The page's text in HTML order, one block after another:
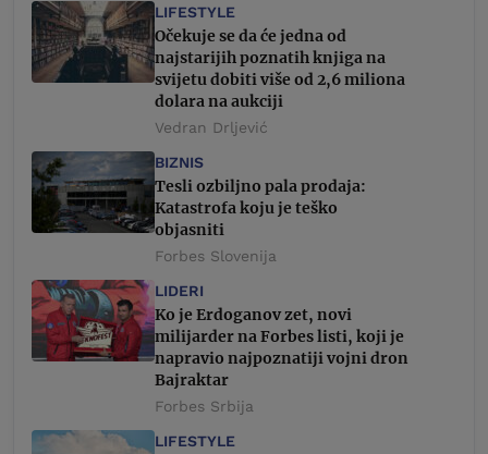
LIFESTYLE
Očekuje se da će jedna od
najstarijih poznatih knjiga na
svijetu dobiti više od 2,6 miliona
dolara na aukciji
Vedran Drljević
BIZNIS
Tesli ozbiljno pala prodaja:
Katastrofa koju je teško
objasniti
Forbes Slovenija
LIDERI
Ko je Erdoganov zet, novi
milijarder na Forbes listi, koji je
napravio najpoznatiji vojni dron
Bajraktar
Forbes Srbija
LIFESTYLE